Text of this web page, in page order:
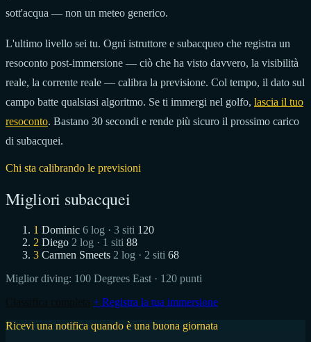
sott'acqua — non un meteo generico.
L'ultimo livello sei tu. Ogni istruttore e subacqueo che registra un
resoconto post-immersione — ciò che ha visto davvero, la visibilità
reale, la corrente reale — calibra la previsione. Col tempo, il dato sul
campo batte qualsiasi algoritmo. Se ti immergi nel golfo, lascia il tuo
resoconto. Bastano 30 secondi e rende più sicuro il prossimo carico
di subacquei.
Chi sta calibrando le previsioni
Migliori subacquei
1 Dominic 6 log · 3 siti 120
2 Diego 2 log · 1 siti 88
3 Carmen Smeets 2 log · 2 siti 68
Miglior diving: 100 Degrees East · 120 punti
+ Registra la tua immersione
Ricevi una notifica quando è una buona giornata